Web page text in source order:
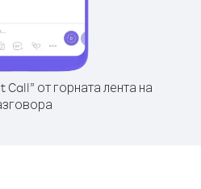
Call” от горната лента на